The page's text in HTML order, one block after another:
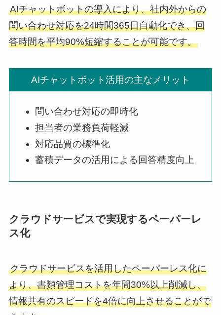
AIチャットボットの導入により、社内外からの
問い合わせ対応を24時間365日自動化でき、回
答時間を平均90%短縮することが可能です。
AIチャットボット活用の主なメリット
問い合わせ対応の即時化
担当者の業務負荷軽減
対応品質の標準化
蓄積データの活用による回答精度向上
クラウドサービスで実現するペーパーレ
ス化
クラウドサービスを活用したペーパーレス化に
より、書類管理コストを年間30%以上削減し、
情報共有のスピードを4倍に向上させることがで